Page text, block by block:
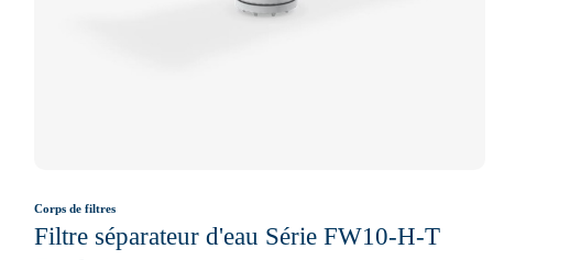
Corps de filtres
Filtre séparateur d'eau Série FW10-H-T